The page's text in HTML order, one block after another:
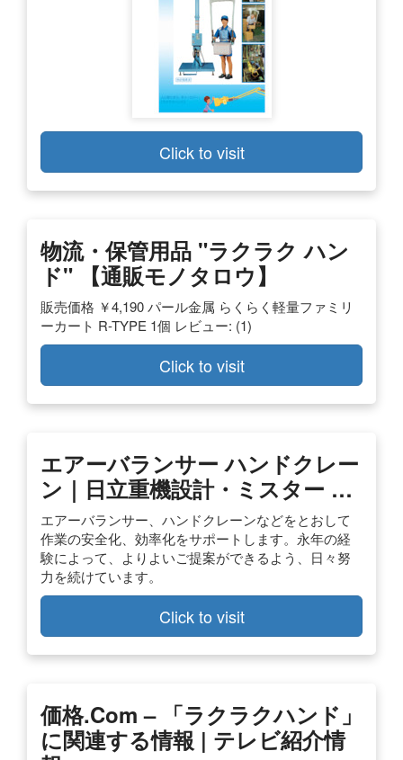
Click to visit
物流・保管用品 "ラクラク ハン
ド" 【通販モノタロウ】
販売価格 ￥4,190 パール金属 らくらく軽量ファミリ
ーカート R-TYPE 1個 レビュー: (1)
Click to visit
エアーバランサー ハンドクレー
ン｜日立重機設計・ミスター …
エアーバランサー、ハンドクレーンなどをとおして
作業の安全化、効率化をサポートします。永年の経
験によって、よりよいご提案ができるよう、日々努
力を続けています。
Click to visit
価格.com – 「ラクラクハンド」
に関連する情報 | テレビ紹介情